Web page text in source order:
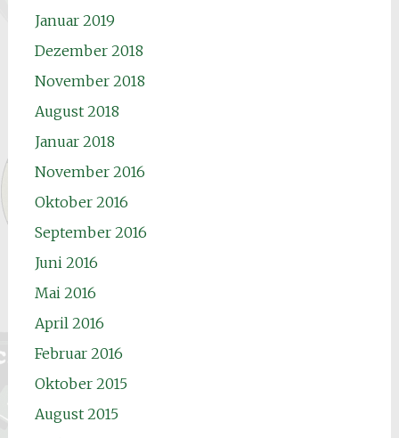
Januar 2019
Dezember 2018
November 2018
August 2018
Januar 2018
November 2016
Oktober 2016
September 2016
Juni 2016
Mai 2016
April 2016
Februar 2016
Oktober 2015
August 2015